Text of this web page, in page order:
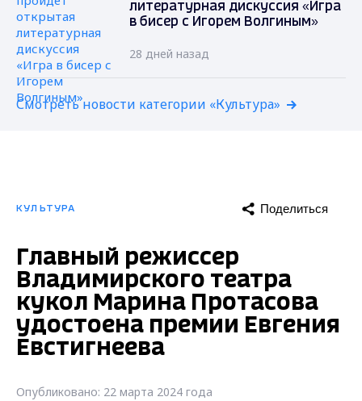
литературная дискуссия «Игра
в бисер с Игорем Волгиным»
28 дней назад
Смотреть новости категории «Культура»
КУЛЬТУРА Поделиться
Главный режиссер
Владимирского театра
кукол Марина Протасова
удостоена премии Евгения
Евстигнеева
Опубликовано: 22 марта 2024 года